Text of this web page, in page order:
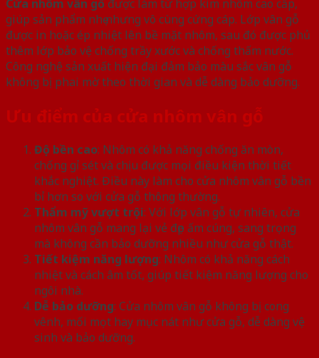
Cửa nhôm vân gỗ được làm từ hợp kim nhôm cao cấp,
giúp sản phẩm nhẹ nhưng vô cùng cứng cáp. Lớp vân gỗ
được in hoặc ép nhiệt lên bề mặt nhôm, sau đó được phủ
thêm lớp bảo vệ chống trầy xước và chống thấm nước.
Công nghệ sản xuất hiện đại đảm bảo màu sắc vân gỗ
không bị phai mờ theo thời gian và dễ dàng bảo dưỡng.
Ưu điểm của cửa nhôm vân gỗ
Độ bền cao: Nhôm có khả năng chống ăn mòn,
chống gỉ sét và chịu được mọi điều kiện thời tiết
khắc nghiệt. Điều này làm cho cửa nhôm vân gỗ bền
bỉ hơn so với cửa gỗ thông thường.
Thẩm mỹ vượt trội: Với lớp vân gỗ tự nhiên, cửa
nhôm vân gỗ mang lại vẻ đẹp ấm cúng, sang trọng
mà không cần bảo dưỡng nhiều như cửa gỗ thật.
Tiết kiệm năng lượng: Nhôm có khả năng cách
nhiệt và cách âm tốt, giúp tiết kiệm năng lượng cho
ngôi nhà.
Dễ bảo dưỡng: Cửa nhôm vân gỗ không bị cong
vênh, mối mọt hay mục nát như cửa gỗ, dễ dàng vệ
sinh và bảo dưỡng.